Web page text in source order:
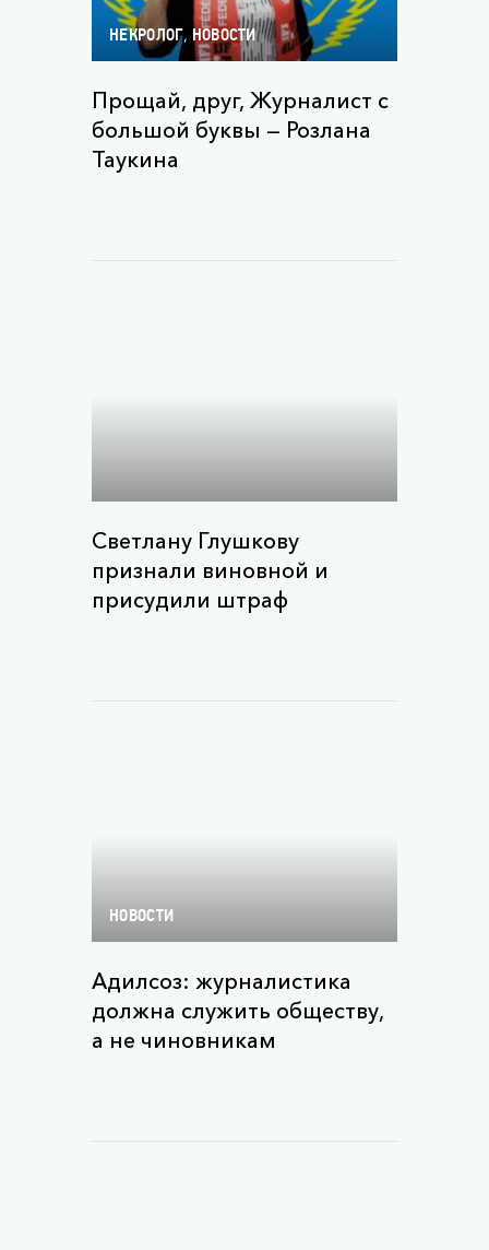
НЕКРОЛОГ, НОВОСТИ
Прощай, друг, Журналист с
большой буквы — Розлана
Таукина
Светлану Глушкову
признали виновной и
присудили штраф
НОВОСТИ
Адилсоз: журналистика
должна служить обществу,
а не чиновникам